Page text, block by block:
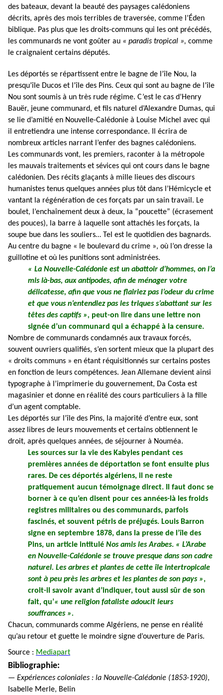
des bateaux, devant la beauté des paysages calédoniens
décrits, après des mois terribles de traversée, comme l’Éden
biblique. Pas plus que les droits-communs qui les ont précédés,
les communards ne vont goûter au « paradis tropical », comme
le craignaient certains députés.
Les déportés se répartissent entre le bagne de l’île Nou, la
presqu’île Ducos et l’île des Pins. Ceux qui sont au bagne de l’île
Nou sont soumis à un très rude régime. C’est le cas d’Henry
Bauër, jeune communard, et fils naturel d’Alexandre Dumas, qui
se lie d’amitié en Nouvelle-Calédonie à Louise Michel avec qui
il entretiendra une intense correspondance. Il écrira de
nombreux articles narrant l’enfer des bagnes calédoniens.
Les communards vont, les premiers, raconter à la métropole
les mauvais traitements et sévices qui ont cours dans le bagne
calédonien. Des récits glaçants à mille lieues des discours
humanistes tenus quelques années plus tôt dans l’Hémicycle et
vantant la régénération de ces forçats par un sain travail. Le
boulet, l’enchaînement deux à deux, la “poucette” (écrasement
des pouces), la barre à laquelle sont attachés les forçats, la
soupe bue dans les souliers… Tel est le quotidien des bagnards.
Au centre du bagne « le boulevard du crime », où l’on dresse la
guillotine et où les punitions sont administrées.
« La Nouvelle-Calédonie est un abattoir d’hommes, on l’a
mis là-bas, aux antipodes, afin de ménager votre
délicatesse, afin que vous ne flairiez pas l’odeur du crime
et que vous n’entendiez pas les triques s’abattant sur les
têtes des captifs », peut-on lire dans une lettre non
signée d’un communard qui a échappé à la censure.
Nombre de communards condamnés aux travaux forcés,
souvent ouvriers qualifiés, s’en sortent mieux que la plupart des
« droits communs » en étant réquisitionnés sur certains postes
en fonction de leurs compétences. Jean Allemane devient ainsi
typographe à l’imprimerie du gouvernement, Da Costa est
magasinier et donne en réalité des cours particuliers à la fille
d’un agent comptable.
Les déportés sur l’île des Pins, la majorité d’entre eux, sont
assez libres de leurs mouvements et certains obtiennent le
droit, après quelques années, de séjourner à Nouméa.
Les sources sur la vie des Kabyles pendant ces
premières années de déportation se font ensuite plus
rares. De ces déportés algériens, il ne reste
pratiquement aucun témoignage direct. Il faut donc se
borner à ce qu’en disent pour ces années-là les froids
registres militaires ou des communards, parfois
fascinés, et souvent pétris de préjugés. Louis Barron
signe en septembre 1878, dans la presse de l’île des
Pins, un article intitulé Nos amis les Arabes. « L’Arabe
en Nouvelle-Calédonie se trouve presque dans son cadre
naturel. Les arbres et plantes de cette île intertropicale
sont à peu près les arbres et les plantes de son pays »,
croit-il savoir avant d’indiquer, tout aussi sûr de son
fait, qu’« une religion fataliste adoucit leurs
souffrances ».
Chacun, communards comme Algériens, ne pense en réalité
qu’au retour et guette le moindre signe d’ouverture de Paris.
Source : Mediapart
Bibliographie:
— Expériences coloniales : la Nouvelle-Calédonie (1853-1920),
Isabelle Merle, Belin